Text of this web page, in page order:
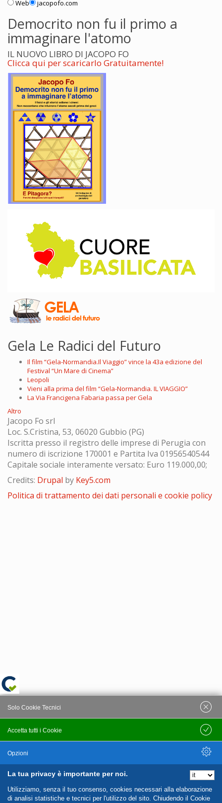
Web jacopofo.com
Democrito non fu il primo a
immaginare l'atomo
IL NUOVO LIBRO DI JACOPO FO
Clicca qui per scaricarlo Gratuitamente!
Gela Le Radici del Futuro
Il film “Gela-Normandia.Il Viaggio” vince la 43a edizione del
Festival “Un Mare di Cinema”
Leopoli
Vieni alla prima del film “Gela-Normandia. IL VIAGGIO”
La Via Francigena Fabaria passa per Gela
Altro
Jacopo Fo srl
Loc. S.Cristina, 53, 06020 Gubbio (PG)
Iscritta presso il registro delle imprese di Perugia con
numero di iscrizione 170001 e Partita Iva 01956540544
Capitale sociale interamente versato: Euro 119.000,00;
Credits: Drupal by Key5.com
Politica di trattamento dei dati personali e cookie policy
La tua privacy è importante per noi.
Utilizziamo, senza il tuo consenso, cookies necessari alla elaborazione
di analisi statistiche e tecnici per l'utilizzo del sito. Chiudendo il Cookie
Accetta tutti i Cookie
Solo Cookie Tecnici
Salva
Opzioni
Nascondi Opzioni